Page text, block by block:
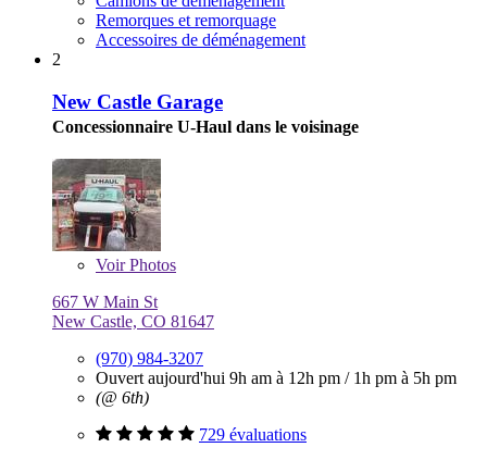
Remorques et remorquage
Accessoires de déménagement
2
New Castle Garage
Concessionnaire U-Haul dans le voisinage
VoirPhotos
667 W Main St
New Castle, CO 81647
(970) 984-3207
Ouvert aujourd'hui 9h am à 12h pm / 1h pm à 5h pm
(@ 6th)
729 évaluations